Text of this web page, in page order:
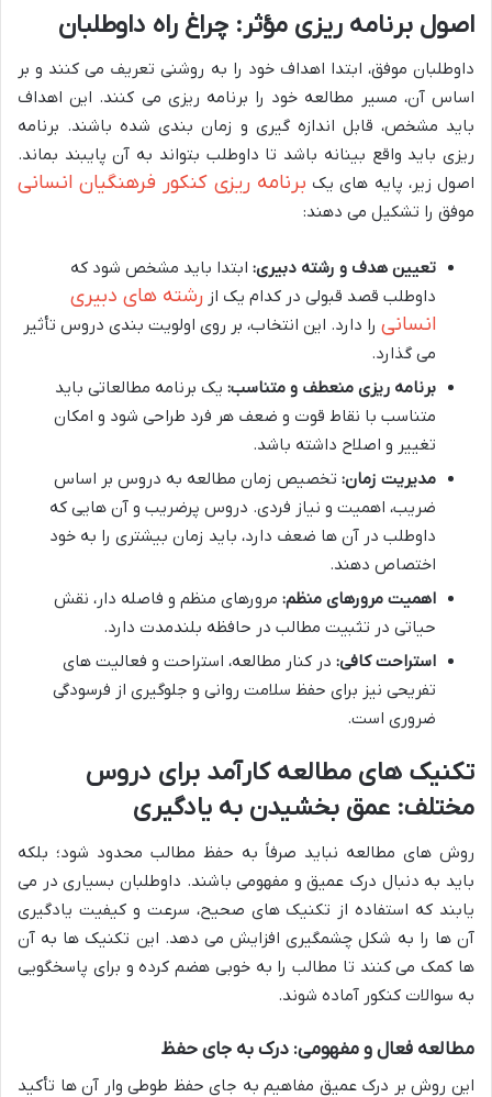
اصول برنامه ریزی مؤثر: چراغ راه داوطلبان
داوطلبان موفق، ابتدا اهداف خود را به روشنی تعریف می کنند و بر
اساس آن، مسیر مطالعه خود را برنامه ریزی می کنند. این اهداف
باید مشخص، قابل اندازه گیری و زمان بندی شده باشند. برنامه
ریزی باید واقع بینانه باشد تا داوطلب بتواند به آن پایبند بماند.
اصول زیر، پایه های یک برنامه ریزی کنکور فرهنگیان انسانی
موفق را تشکیل می دهند:
تعیین هدف و رشته دبیری: ابتدا باید مشخص شود که
داوطلب قصد قبولی در کدام یک از رشته های دبیری
انسانی را دارد. این انتخاب، بر روی اولویت بندی دروس تأثیر
می گذارد.
برنامه ریزی منعطف و متناسب: یک برنامه مطالعاتی باید
متناسب با نقاط قوت و ضعف هر فرد طراحی شود و امکان
تغییر و اصلاح داشته باشد.
مدیریت زمان: تخصیص زمان مطالعه به دروس بر اساس
ضریب، اهمیت و نیاز فردی. دروس پرضریب و آن هایی که
داوطلب در آن ها ضعف دارد، باید زمان بیشتری را به خود
اختصاص دهند.
اهمیت مرورهای منظم: مرورهای منظم و فاصله دار، نقش
حیاتی در تثبیت مطالب در حافظه بلندمدت دارد.
استراحت کافی: در کنار مطالعه، استراحت و فعالیت های
تفریحی نیز برای حفظ سلامت روانی و جلوگیری از فرسودگی
ضروری است.
تکنیک های مطالعه کارآمد برای دروس
مختلف: عمق بخشیدن به یادگیری
روش های مطالعه نباید صرفاً به حفظ مطالب محدود شود؛ بلکه
باید به دنبال درک عمیق و مفهومی باشند. داوطلبان بسیاری در می
یابند که استفاده از تکنیک های صحیح، سرعت و کیفیت یادگیری
آن ها را به شکل چشمگیری افزایش می دهد. این تکنیک ها به آن
ها کمک می کنند تا مطالب را به خوبی هضم کرده و برای پاسخگویی
به سوالات کنکور آماده شوند.
مطالعه فعال و مفهومی: درک به جای حفظ
این روش بر درک عمیق مفاهیم به جای حفظ طوطی وار آن ها تأکید